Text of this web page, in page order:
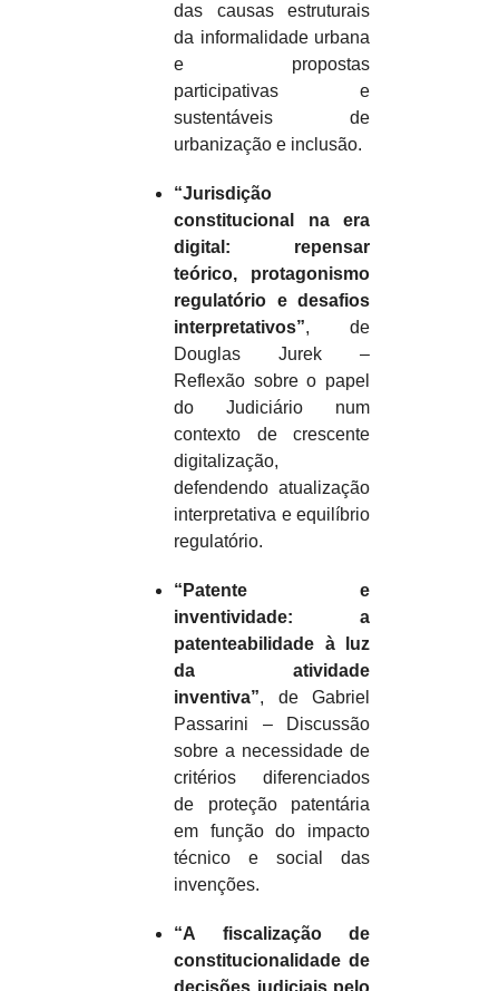
das causas estruturais
da informalidade urbana
e propostas
participativas e
sustentáveis de
urbanização e inclusão.
“Jurisdição
constitucional na era
digital: repensar
teórico, protagonismo
regulatório e desafios
interpretativos”, de
Douglas Jurek –
Reflexão sobre o papel
do Judiciário num
contexto de crescente
digitalização,
defendendo atualização
interpretativa e equilíbrio
regulatório.
“Patente e
inventividade: a
patenteabilidade à luz
da atividade
inventiva”, de Gabriel
Passarini – Discussão
sobre a necessidade de
critérios diferenciados
de proteção patentária
em função do impacto
técnico e social das
invenções.
“A fiscalização de
constitucionalidade de
decisões judiciais pelo